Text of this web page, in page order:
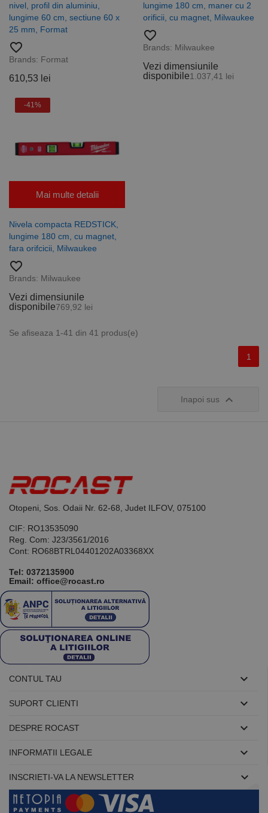
nivel, profil din aluminiu,
lungime 60 cm, sectiune 60 x
25 mm, Format
favorite_border
Brands: Format
610,53 lei
lungime 180 cm, maner cu 2
orificii, cu magnet, Milwaukee
favorite_border
Brands: Milwaukee
Vezi dimensiunile
disponibile1.037,41 lei
-41%
Mai multe detalii
Nivela compacta REDSTICK,
lungime 180 cm, cu magnet,
fara orifcicii, Milwaukee
favorite_border
Brands: Milwaukee
Vezi dimensiunile
disponibile769,92 lei
Se afiseaza 1-41 din 41 produs(e)
1
Inapoi sus 
Otopeni, Sos. Odaii Nr. 62-68, Judet ILFOV, 075100
CIF: RO13535090
Reg. Com: J23/3561/2016
Cont: RO68BTRL04401202A03368XX
Tel: 0372135900
Email: office@rocast.ro
CONTUL TAU 
SUPORT CLIENTI 
DESPRE ROCAST 
INFORMATII LEGALE 
INSCRIETI-VA LA NEWSLETTER 